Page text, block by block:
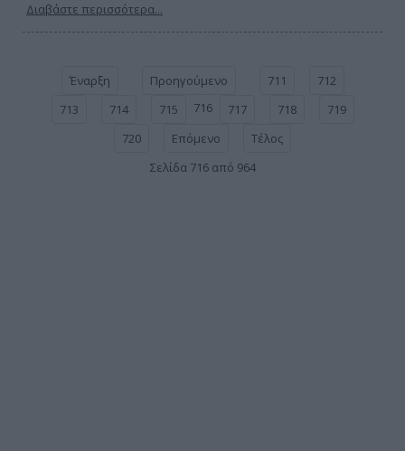
Διαβάστε περισσότερα...
Έναρξη Προηγούμενο 711
712
713
714 715 716 717 718
719
720
Επόμενο
Τέλος
Σελίδα 716 από 964